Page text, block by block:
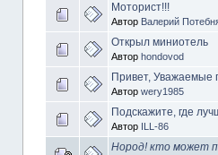
Моторист!!!
Автор Валерий
Открыл миниотель
Автор hondovod
Привет, Уважаемые
Автор wery1985
Подскажите, где
Автор ILL-86
Нород! кто может